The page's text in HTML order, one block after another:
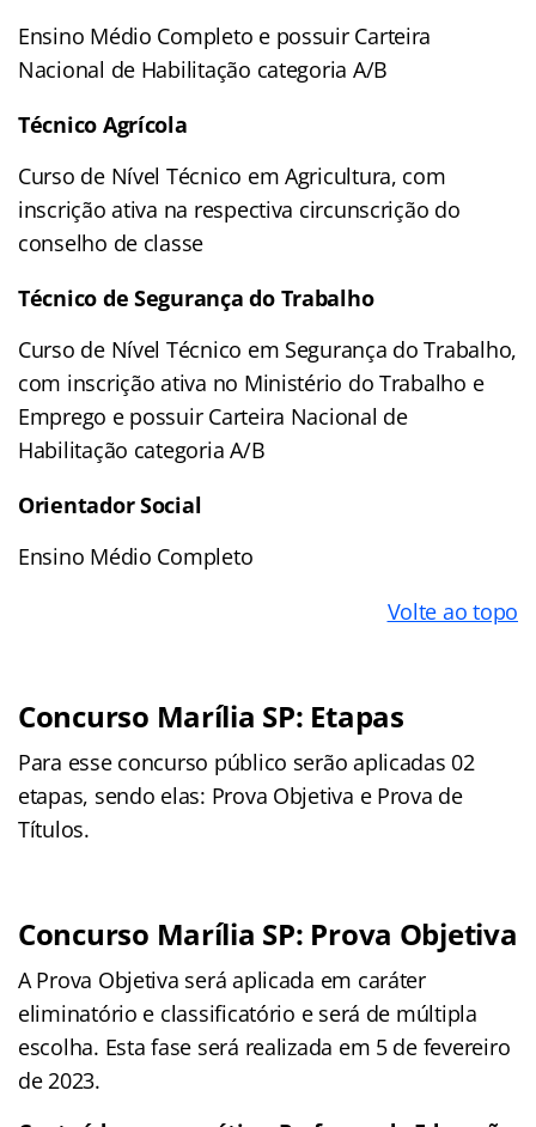
Ensino Médio Completo e possuir Carteira
Nacional de Habilitação categoria A/B
Técnico Agrícola
Curso de Nível Técnico em Agricultura, com
inscrição ativa na respectiva circunscrição do
conselho de classe
Técnico de Segurança do Trabalho
Curso de Nível Técnico em Segurança do Trabalho,
com inscrição ativa no Ministério do Trabalho e
Emprego e possuir Carteira Nacional de
Habilitação categoria A/B
Orientador Social
Ensino Médio Completo
Volte ao topo
Concurso Marília SP: Etapas
Para esse concurso público serão aplicadas 02
etapas, sendo elas: Prova Objetiva e Prova de
Títulos.
Concurso Marília SP: Prova Objetiva
A Prova Objetiva será aplicada em caráter
eliminatório e classificatório e será de múltipla
escolha. Esta fase será realizada em 5 de fevereiro
de 2023.